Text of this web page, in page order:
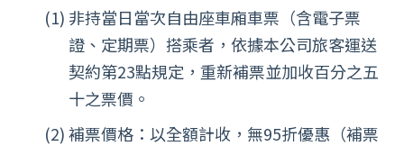
非持當日當次自由座車廂車票（含電子票
證、定期票）搭乘者，依據本公司旅客運送
契約第23點規定，重新補票並加收百分之五
十之票價。
補票價格：以全額計收，無95折優惠（補票